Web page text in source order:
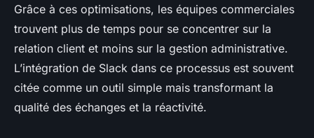
Grâce à ces optimisations, les équipes commerciales
trouvent plus de temps pour se concentrer sur la
relation client et moins sur la gestion administrative.
L’intégration de Slack dans ce processus est souvent
citée comme un outil simple mais transformant la
qualité des échanges et la réactivité.